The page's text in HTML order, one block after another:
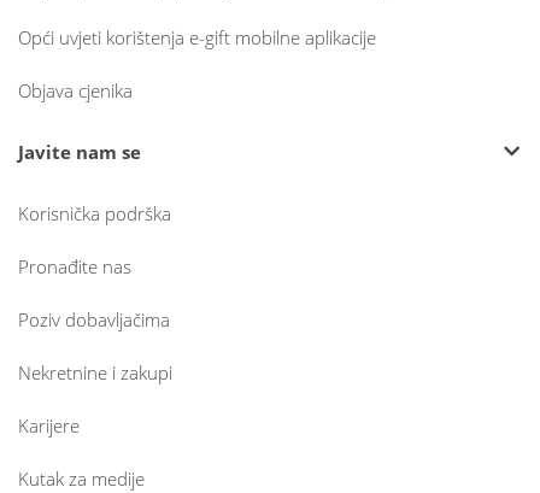
Opći uvjeti korištenja e-gift mobilne aplikacije
Objava cjenika
Javite nam se
Korisnička podrška
Pronađite nas
Poziv dobavljačima
Nekretnine i zakupi
Karijere
Kutak za medije